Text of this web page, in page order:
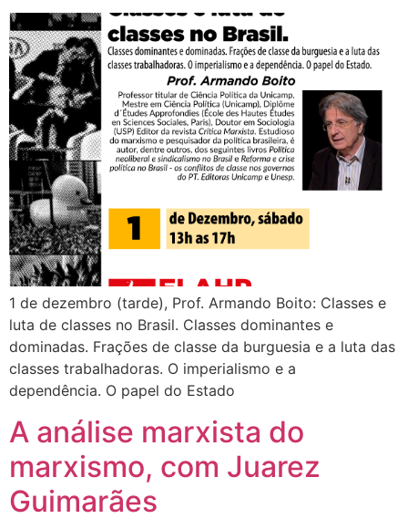
1 de dezembro (tarde), Prof. Armando Boito: Classes e
luta de classes no Brasil. Classes dominantes e
dominadas. Frações de classe da burguesia e a luta das
classes trabalhadoras. O imperialismo e a
dependência. O papel do Estado
A análise marxista do
marxismo, com Juarez
Guimarães